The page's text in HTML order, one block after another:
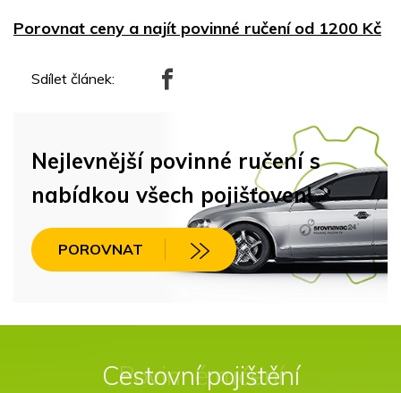
Porovnat ceny a najít povinné ručení od 1200 Kč
Sdílet článek:
Nejlevnější povinné ručení s
nabídkou všech pojišťoven!
POROVNAT
Povinné ručení
Cestovní pojištění